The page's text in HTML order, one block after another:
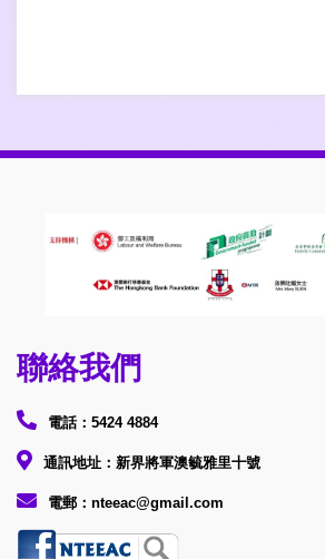
聯絡我們
電話：5424 4884
通訊地址：新界將軍澳毓雅里十號
電郵：nteeac@gmail.com